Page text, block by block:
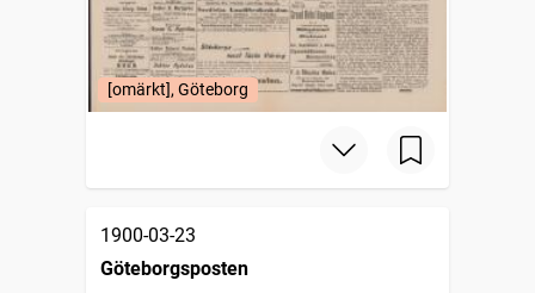
[omärkt], Göteborg
1900-03-23
Göteborgsposten